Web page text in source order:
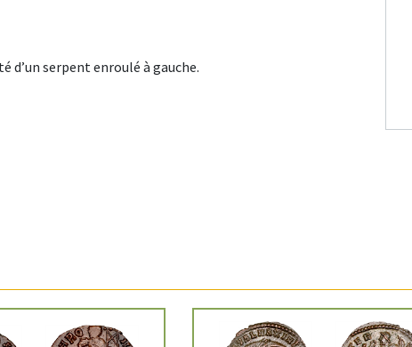
d’un serpent enroulé à gauche.